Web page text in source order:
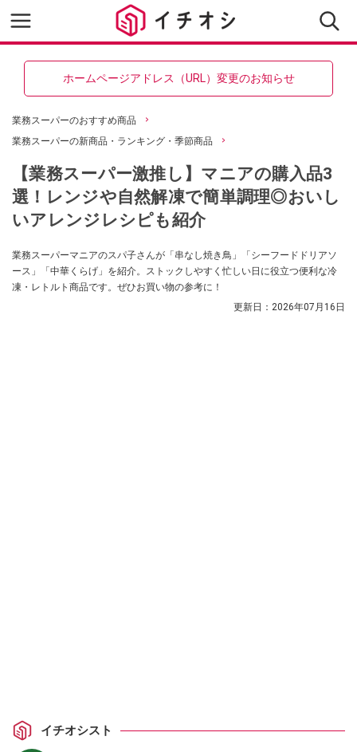
ホームページアドレス（URL）変更のお知らせ
業務スーパーのおすすめ商品
業務スーパーの新商品・ランキング・季節商品
【業務スーパー激推し】マニアの購入品3
選！レンジや自然解凍で簡単調理◎おいし
いアレンジレシピも紹介
業務スーパーマニアのスパ子さんが「串なし焼き鳥」「シーフードドリアソ
ース」「中華くらげ」を紹介。ストックしやすく忙しい日に役立つ便利な冷
凍・レトルト商品です。ぜひお買い物の参考に！
更新日： 2026年07月16日
イチオシスト